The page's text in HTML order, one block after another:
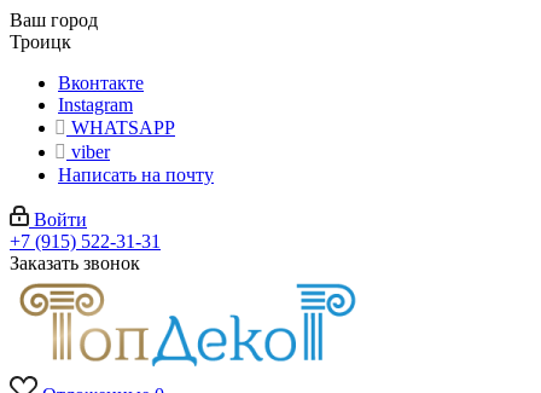
Ваш город
Троицк
Вконтакте
Instagram
WHATSAPP
viber
Написать на почту
Войти
+7 (915) 522-31-31
Заказать звонок